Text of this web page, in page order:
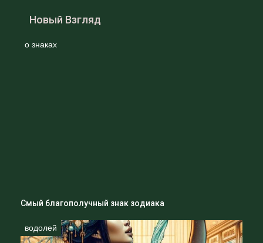
В целом, будущие месяцы могут быть
событий. Главное — не забывайте о том, что
Новый Взгляд
о знаках
Смый благополучный знак зодиака
водолей